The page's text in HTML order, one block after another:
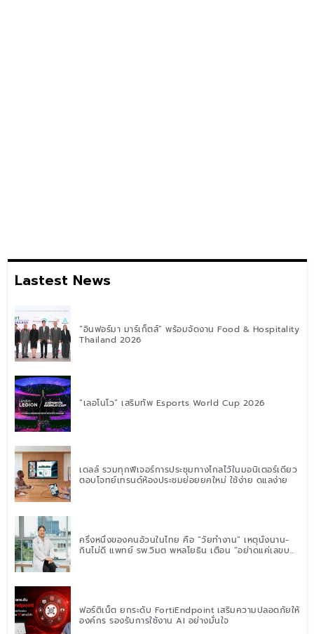
Lastest News
“อินฟอร์มา มาร์เก็ตส์” พร้อมจัดงาน Food & Hospitality
Thailand 2026
“เลอโนโว” เสริมทัพ Esports World Cup 2026
เดลล์ รวมทุกฟีเจอร์การประชุมทางไกลไว้ในมอนิเตอร์เดียว
ตอบโจทย์เทรนด์ห้องประชุมย่อยยุคใหม่ ใช้ง่าย ดูแลง่าย
ครึ่งหนึ่งของคนอ้วนในไทย คือ “วัยทำงาน” เหตุนั่งนาน-
กินไม่ดี แพทย์ รพ.วิมุต พหลโยธิน เตือน “อย่าดูแค่เลขบน
ฟอร์ติเน็ต ยกระดับ FortiEndpoint เสริมความปลอดภัยให้
องค์กร รองรับการใช้งาน AI อย่างมั่นใจ